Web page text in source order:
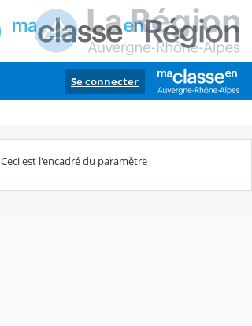
Se connecter
Ceci est l'encadré du paramètre